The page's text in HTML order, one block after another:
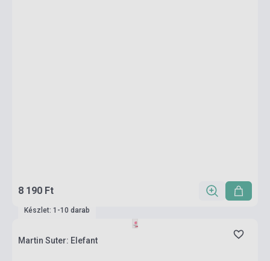
8 190 Ft
Készlet: 1-10 darab
Martin Suter: Elefant